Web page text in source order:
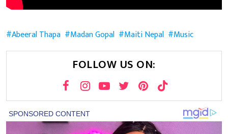
Abeeral Thapa Madan Gopal Maiti Nepal Music
FOLLOW US ON: